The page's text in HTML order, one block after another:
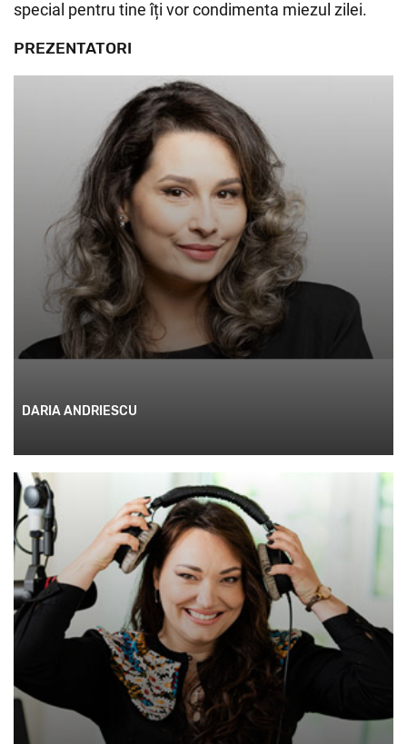
special pentru tine îți vor condimenta miezul zilei.
PREZENTATORI
DARIA ANDRIESCU